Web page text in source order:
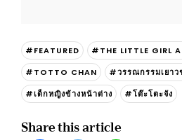
#FEATURED
#THE LITTLE GIRL
#TOTTO CHAN
#วรรณกรรมเยาว
#เด็กหญิงข้างหน้าต่าง
#โต๊ะโตะจัง
Share this article